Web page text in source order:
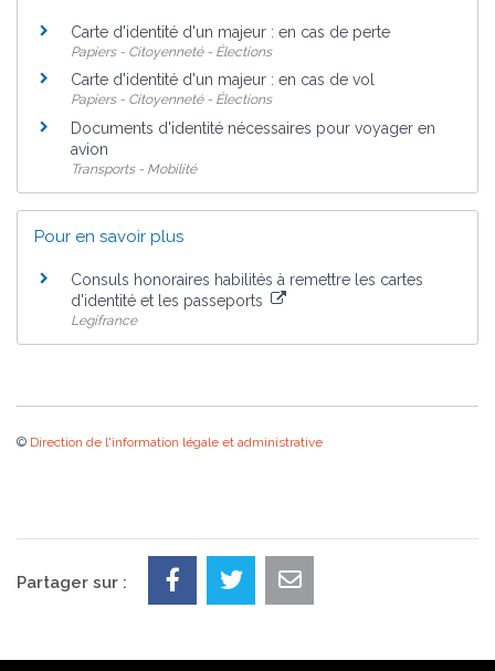
Carte d'identité d'un majeur : en cas de perte
Papiers - Citoyenneté - Élections
Carte d'identité d'un majeur : en cas de vol
Papiers - Citoyenneté - Élections
Documents d'identité nécessaires pour voyager en
avion
Transports - Mobilité
Pour en savoir plus
Consuls honoraires habilités à remettre les cartes
d'identité et les passeports
Legifrance
© Direction de l'information légale et administrative
Partager sur :